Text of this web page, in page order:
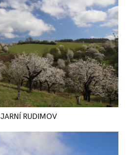
JARNÍ RUDIMOV